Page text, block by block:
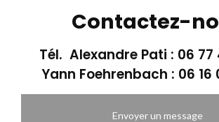
Contactez-
Tél. Alexandre Pati : 06 77
Yann Foehrenbach : 06 16
Envoyer un message